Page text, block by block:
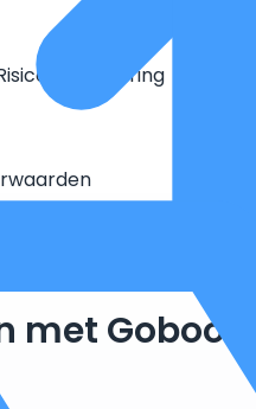
Verzekering
met